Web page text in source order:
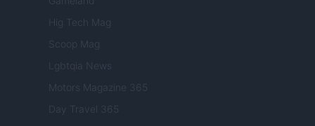
Hig Tech Mag
Scoop Mag
Lgbtqia News
Motors Magazine 365
Day Travel 365